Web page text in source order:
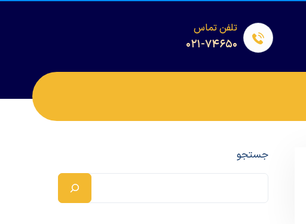
تلفن تماس
۰۲۱-۷۴۶۵۰
جستجو